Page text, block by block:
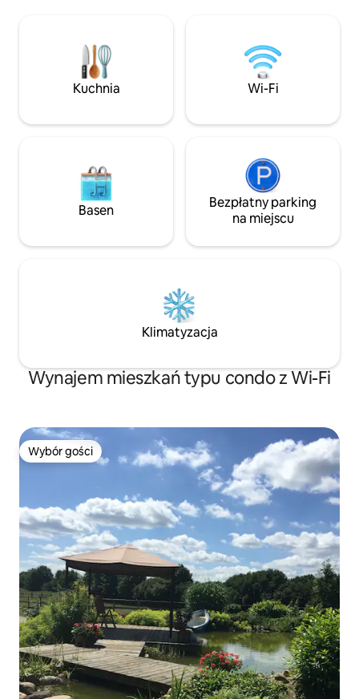
z regionalną kuchnią i śniadaniem
(5 minut pieszo).
koncepcją
dzienna
balkon z
Kuchnia Wi-Fi
Basen
Bezpłatny parking
na miejscu
Klimatyzacja
Wynajem mieszkań typu condo z Wi-Fi
Wybór gości
Wybór gości